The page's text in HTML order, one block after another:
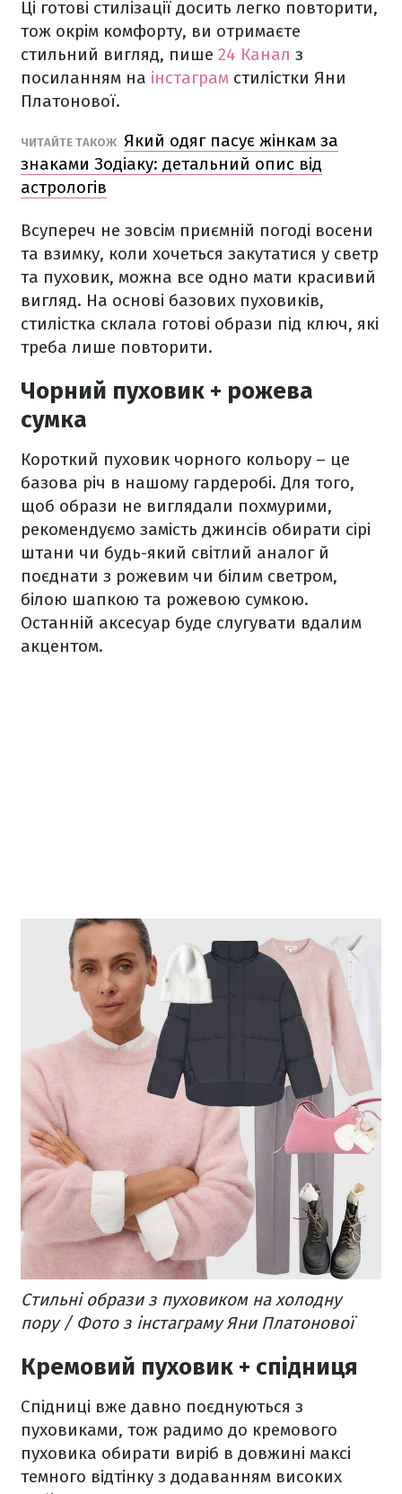
Ці готові стилізації досить легко повторити,
тож окрім комфорту, ви отримаєте
стильний вигляд, пише 24 Канал з
посиланням на інстаграм стилістки Яни
Платонової.
ЧИТАЙТЕ ТАКОЖ Який одяг пасує жінкам за
знаками Зодіаку: детальний опис від
астрологів
Всупереч не зовсім приємній погоді восени
та взимку, коли хочеться закутатися у светр
та пуховик, можна все одно мати красивий
вигляд. На основі базових пуховиків,
стилістка склала готові образи під ключ, які
треба лише повторити.
Чорний пуховик + рожева
сумка
Короткий пуховик чорного кольору – це
базова річ в нашому гардеробі. Для того,
щоб образи не виглядали похмурими,
рекомендуємо замість джинсів обирати сірі
штани чи будь-який світлий аналог й
поєднати з рожевим чи білим светром,
білою шапкою та рожевою сумкою.
Останній аксесуар буде слугувати вдалим
акцентом.
Стильні образи з пуховиком на холодну
пору / Фото з інстаграму Яни Платонової
Кремовий пуховик + спідниця
Спідниці вже давно поєднуються з
пуховиками, тож радимо до кремового
пуховика обирати виріб в довжині максі
темного відтінку з додаванням високих